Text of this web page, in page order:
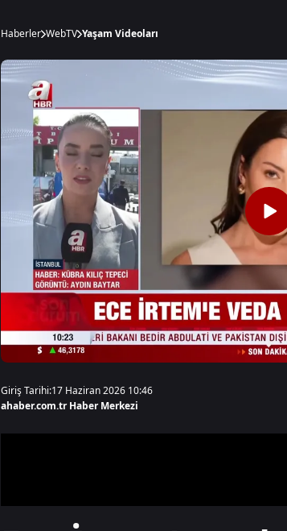
Haberler WebTV Yaşam Videoları
Giriş Tarihi:17 Haziran 2026 10:46
ahaber.com.tr Haber Merkezi